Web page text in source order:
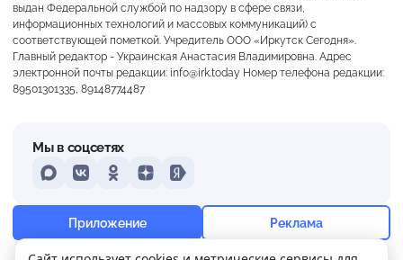
+19° Ощущается как +19
выдан Федеральной службой по надзору в сфере связи,
информационных технологий и массовых коммуникаций) с
соответствующей пометкой. Учредитель ООО «Иркутск Сегодня».
Главный редактор - Украинская Анастасия Владимировна. Адрес
электронной почты редакции: info@irk.today Номер телефона редакции:
89501301335, 89148774487
Мы в соцсетях
MAXVKontakteOdnoklassniki
DzenYandex
Приложение Реклама